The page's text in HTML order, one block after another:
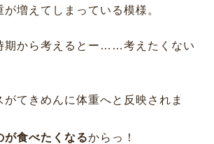
増えてしまっている模様。
期から考えるとー……考えたくない
がてきめんに体重へと反映されま
が食べたくなるからっ！